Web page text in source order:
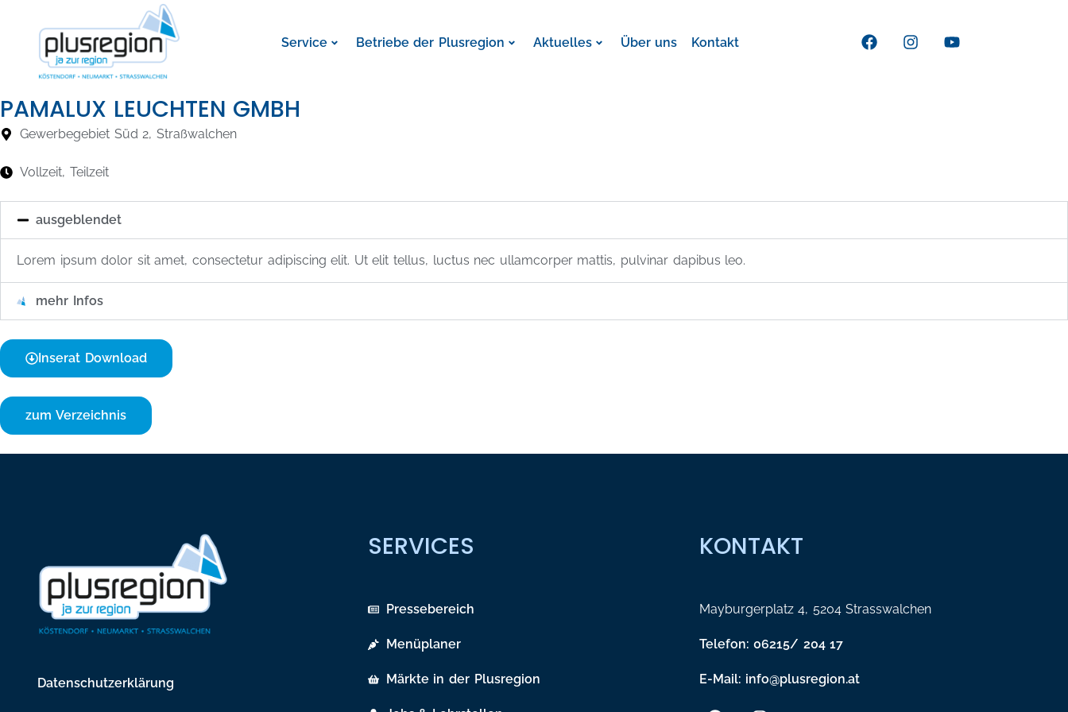
Service Betriebe der Plusregion Aktuelles Über uns Kontakt
INNENDIENSTMITARBEITER (M/W/D)
PAMALUX LEUCHTEN GMBH
Gewerbegebiet Süd 2, Straßwalchen
Vollzeit, Teilzeit
ausgeblendet
Lorem ipsum dolor sit amet, consectetur adipiscing elit. Ut elit tellus, luctus nec ullamcorper mattis, pulvinar dapibus leo.
mehr Infos
Inserat Download
zum Verzeichnis
Datenschutzerklärung
SERVICES
Pressebereich
Menüplaner
Märkte in der Plusregion
KONTAKT
Mayburgerplatz 4, 5204 Strasswalchen
Telefon: 06215/ 204 17
E-Mail: info@plusregion.at